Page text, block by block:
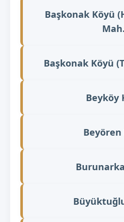
Başkonak Köyü
Başkonak Köyü
Beyköy
Beyören